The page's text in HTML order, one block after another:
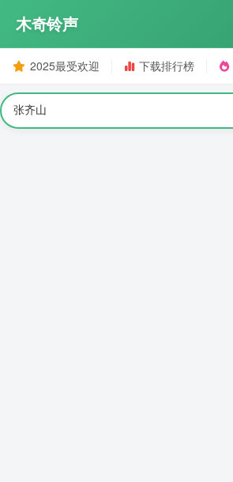
木奇铃声
2025最受欢迎 下载排行榜